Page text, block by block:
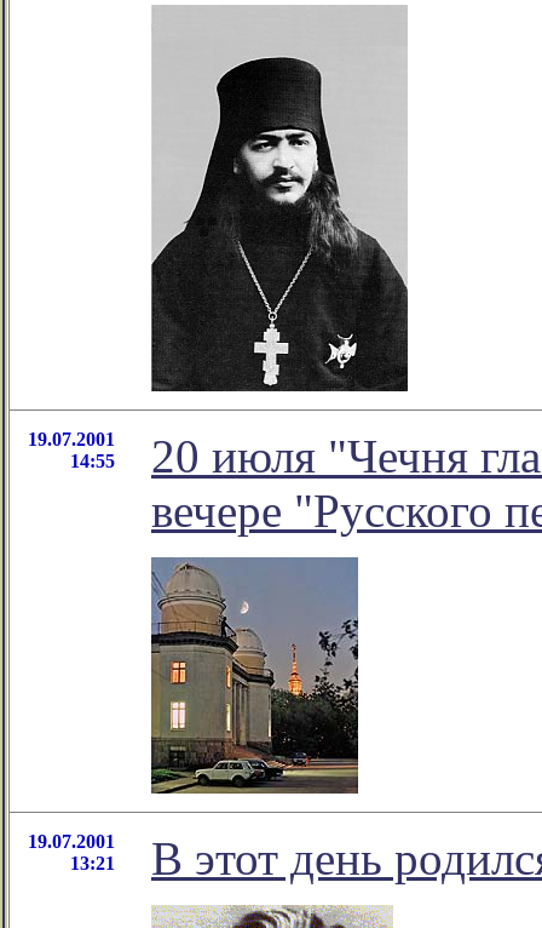
19.07.2001
14:55
20 июля "Чечня
вечере "Русского
19.07.2001
13:21
В этот день